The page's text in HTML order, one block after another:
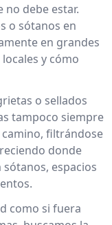
no debe estar.
o sótanos en
en grandes
y cómo
o sellados
tampoco siempre
camino, filtrándose
donde
espacios
como si fuera